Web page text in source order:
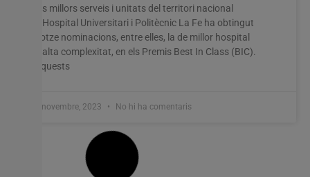
als millors serveis i unitats del territori nacional
L’Hospital Universitari i Politècnic La Fe ha obtingut
dotze nominacions, entre elles, la de millor hospital
d’alta complexitat, en els Premis Best In Class (BIC).
Aquests
7 novembre, 2023 No hi ha comentaris